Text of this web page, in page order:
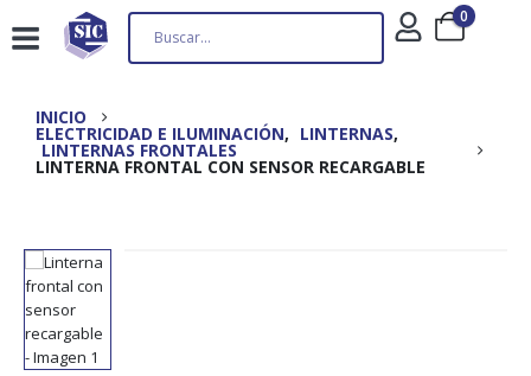
0
INICIO
ELECTRICIDAD E ILUMINACIÓN, LINTERNAS,
LINTERNAS FRONTALES
LINTERNA FRONTAL CON SENSOR RECARGABLE